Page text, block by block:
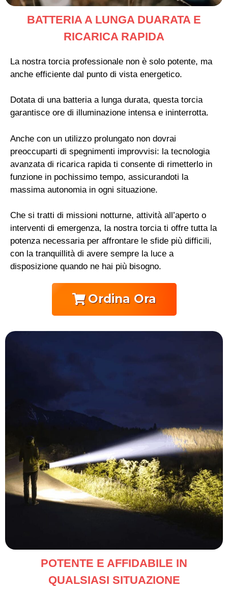
BATTERIA A LUNGA DUARATA E
RICARICA RAPIDA
La nostra torcia professionale non è solo potente, ma
anche efficiente dal punto di vista energetico.
Dotata di una batteria a lunga durata, questa torcia
garantisce ore di illuminazione intensa e ininterrotta.
Anche con un utilizzo prolungato non dovrai
preoccuparti di spegnimenti improvvisi: la tecnologia
avanzata di ricarica rapida ti consente di rimetterlo in
funzione in pochissimo tempo, assicurandoti la
massima autonomia in ogni situazione.
Che si tratti di missioni notturne, attività all’aperto o
interventi di emergenza, la nostra torcia ti offre tutta la
potenza necessaria per affrontare le sfide più difficili,
con la tranquillità di avere sempre la luce a
disposizione quando ne hai più bisogno.
Ordina Ora
POTENTE E AFFIDABILE IN
QUALSIASI SITUAZIONE